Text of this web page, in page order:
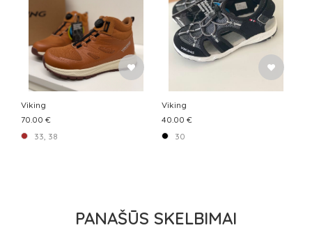
Viking
70.00 €
33, 38
Viking
40.00 €
30
PANAŠŪS SKELBIMAI